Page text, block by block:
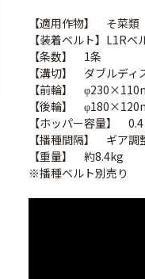
￥2,780
￥
【適用作物】 そ菜類
【装着ベルト】L1Rベ
【条数】 1条
【溝切】 ダブルディ
【前輪】
【後輪】
【ホッパー容量】 0.4
【播種間隔】 ギア調
【重量】 約8.4kg
※播種ベルト別売り